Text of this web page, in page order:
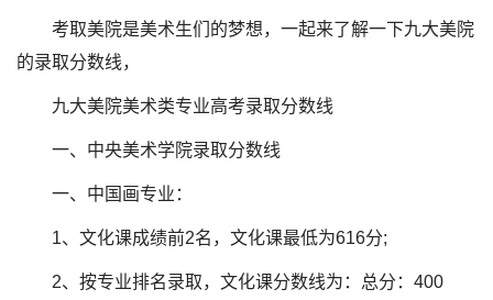
考取美院是美术生们的梦想，一起来了解一下九大美院
的录取分数线，
九大美院美术类专业高考录取分数线
一、中央美术学院录取分数线
一、中国画专业：
1、文化课成绩前2名，文化课最低为616分;
2、按专业排名录取，文化课分数线为：总分：400